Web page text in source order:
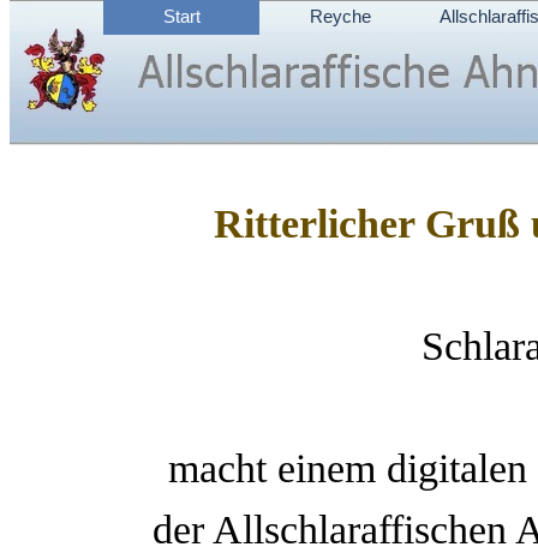
Direkt zum SeiteninhaltStart Reyche ▼
Ritterlicher Gruß
macht einem
der Allschlaraffischen